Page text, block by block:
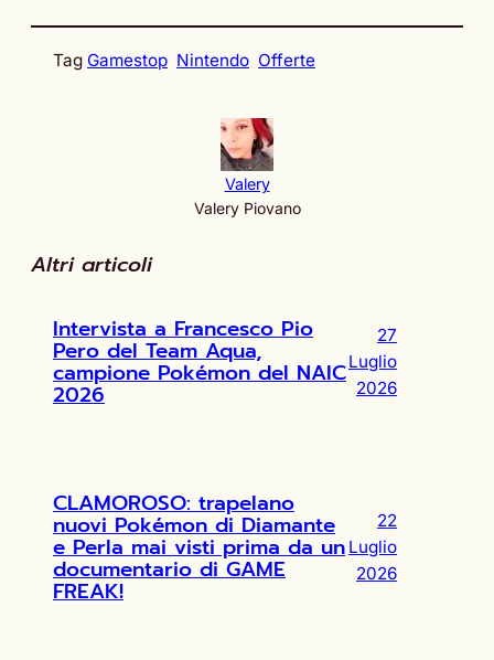
Tag Gamestop Nintendo Offerte
Valery
Valery Piovano
Altri articoli
Intervista a Francesco Pio
Pero del Team Aqua,
campione Pokémon del NAIC
2026
27
Luglio
2026
CLAMOROSO: trapelano
nuovi Pokémon di Diamante
e Perla mai visti prima da un
documentario di GAME
FREAK!
22
Luglio
2026